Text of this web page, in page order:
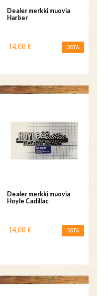
Dealer merkki muovia
Harber
14,00 € OSTA
Dealer merkki muovia
Hoyle Cadillac
14,00 € OSTA